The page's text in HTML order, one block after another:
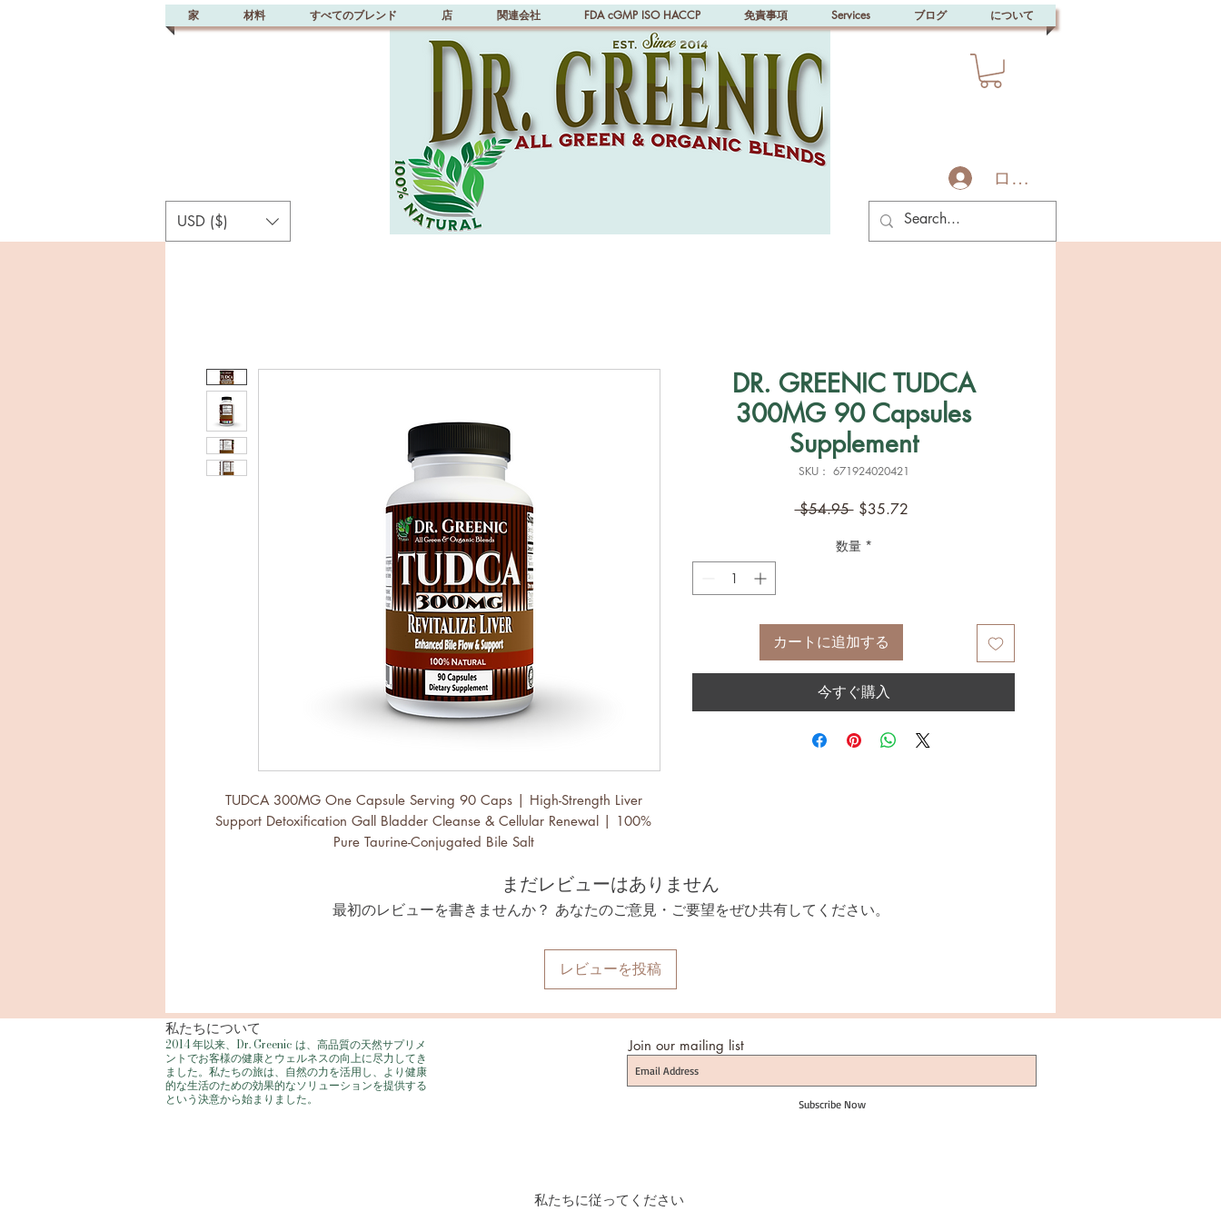
家 材料 すべてのブレンド 店 関連会社 FDA cGMP ISO HACCP 免責事項 Services ブログ について
USD ($)
ログイン
TUDCA 300MG One Capsule Serving 90 Caps | High-Strength Liver
Support Detoxification Gall Bladder Cleanse & Cellular Renewal | 100%
Pure Taurine-Conjugated Bile Salt
DR. GREENIC TUDCA
300MG 90 Capsules
Supplement
SKU： 671924020421
$54.95 通
価
$35.72セ
数量 *
カートに追加する
今すぐ購入
まだレビューはありません
最初のレビューを書きませんか？ あなたのご意見・ご要望をぜひ共有してください。
レビューを投稿
私たちについて
2014 年以来、Dr. Greenic は、高品質の天然サプリメ
ントでお客様の健康とウェルネスの向上に尽力してき
ました。私たちの旅は、自然の力を活用し、より健康
的な生活のための効果的なソリューションを提供する
という決意から始まりました。
Join our mailing list
Subscribe Now
私たちに従ってください